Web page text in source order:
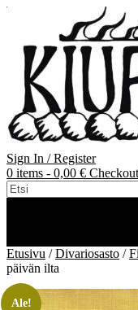
Skip
content
Sign In / Register
0 items - 0,00 € Checkout
Etusivu /Divariosasto /
päivän ilta
Ale!